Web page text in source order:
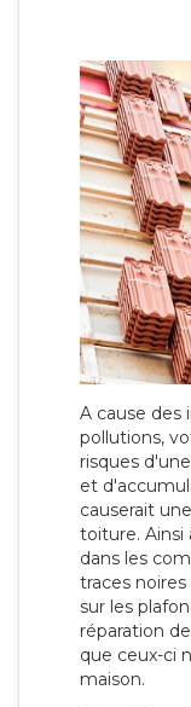
A cause des
pollutions,
risques
et
causerait
toiture. Ainsi
dans les
traces
sur les
réparation
que ceux-ci
maison.